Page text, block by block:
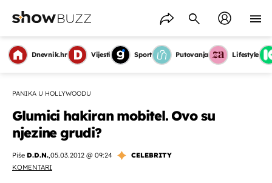
Dnevnik.hr Vijesti Sport Putovanja Lifestyle
PANIKA U HOLLYWOODU
Glumici hakiran mobitel. Ovo su
njezine grudi?
Piše D.D.N.,05.03.2012 @ 09:24
CELEBRITY
KOMENTARI